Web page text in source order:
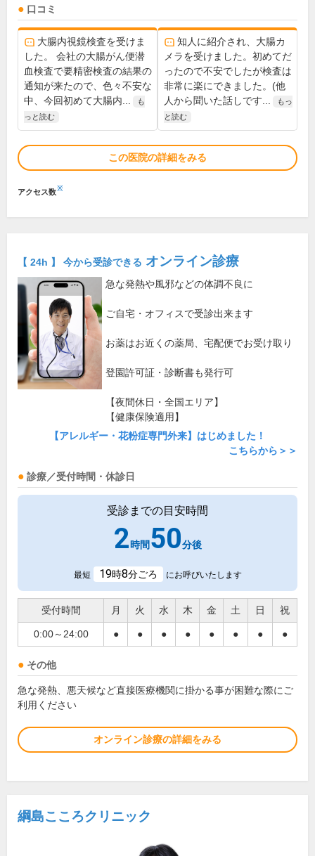
口コミ
大腸内視鏡検査を受けま
した。 会社の大腸がん便潜
血検査で要精密検査の結果の
通知が来たので、色々不安な
中、今回初めて大腸内...
も
っと読む
知人に紹介され、大腸カ
メラを受けました。初めてだ
ったので不安でしたが検査は
非常に楽にできました。(他
人から聞いた話しです...
もっ
と読む
この医院の詳細をみる
アクセス数※
【 24h 】 今から受診できる オンライン診療
急な発熱や風邪などの体調不良に
ご自宅・オフィスで受診出来ます
お薬はお近くの薬局、宅配便でお受け取り
登園許可証・診断書も発行可
【夜間休日・全国エリア】
【健康保険適用】
【アレルギー・花粉症専門外来】はじめました！
こちらから＞＞
診療／受付時間・休診日
受診までの目安時間
2時間50分後
最短 19時8分ごろ にお呼びいたします
受付時間 月 火 水 木 金 土 日 祝
0:00～24:00 ● ● ● ● ● ● ● ●
その他
急な発熱、悪天候など直接医療機関に掛かる事が困難な際にご
利用ください
オンライン診療の詳細をみる
綱島こころクリニック